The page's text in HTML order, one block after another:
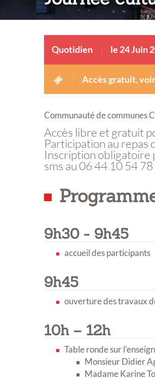
Quotidien le 24 Juin
Accès gratuit,
Communauté de communes
Accès libre et gratuit
Participation au repas
Inscription obligatoire
sms au 06 44 10 54
9h30 - 9h45
accueil des participants
9h45
ouverture des travaux
10h – 12h
Table ronde sur
Monsieur Didier
Madame Karine